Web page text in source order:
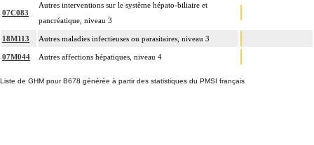
07C083
Autres interventions sur le système hépato-biliaire et
pancréatique, niveau 3
18M113 Autres maladies infectieuses ou parasitaires, niveau 3
07M044 Autres affections hépatiques, niveau 4
Liste de GHM pour B678 générée à partir des statistiques du PMSI français